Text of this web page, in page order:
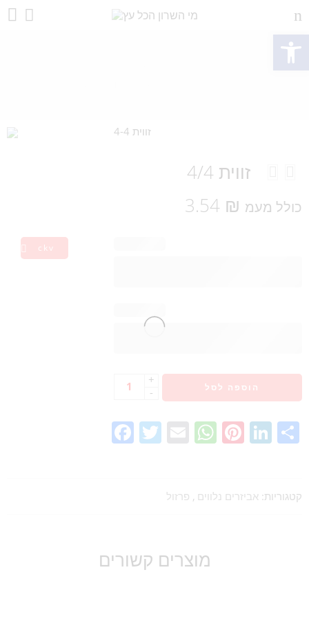
זווית 4/4
3.54 ₪ כולל מעמ
+
-
הוספה לסל
ckv
Facebook
Twitter
Email
קטגוריות: אביזרים נלווים , פרזול
מוצרים קשורים